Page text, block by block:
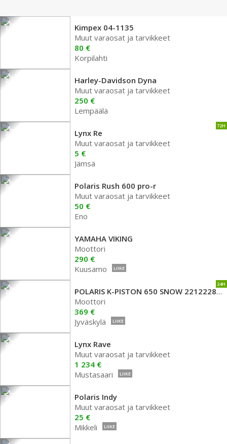
Kimpex 04-1135
Muut varaosat ja tarvikkeet
80 €
Korpilahti
Harley-Davidson Dyna
Muut varaosat ja tarvikkeet
250 €
Lempäälä
72H
Lynx Re
Muut varaosat ja tarvikkeet
5 €
Jämsä
Polaris Rush 600 pro-r
Muut varaosat ja tarvikkeet
50 €
Eno
YAMAHA VIKING
Moottori
290 €
Kuusamo
LIIKE
24H
POLARIS K-PISTON 650 SNOW 2212228 MÄNTÄ MOOTTORIKELKKA
Moottori
369 €
Jyväskylä
LIIKE
Lynx Rave
Muut varaosat ja tarvikkeet
1 234 €
Mustasaari
LIIKE
Polaris Indy
Muut varaosat ja tarvikkeet
25 €
Mikkeli
LIIKE